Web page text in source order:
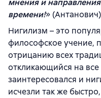
мнения и
времени!» (Антанович)
Нигилизм – это
философское учение,
отрицанию всех
откликающийся на
заинтересовался и
исчезли так же